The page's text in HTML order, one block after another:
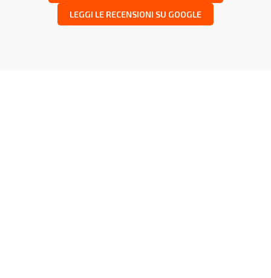
LEGGI LE RECENSIONI SU GOOGLE